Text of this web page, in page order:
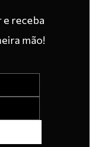
e receba
mão!